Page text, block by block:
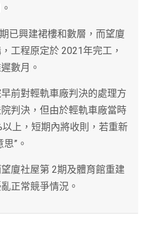
已興建裙樓和數層，而望廈
工程原定於 2021年完工，
數月。
前對輕軌車廠判決的處理方
判決，但由於輕軌車廠當時
上，短期內將收則，若重新
”。
廈社屋第 2期及體育館重建
正常競爭情況。